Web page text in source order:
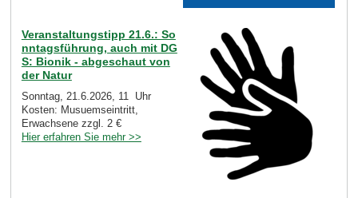
Veranstaltungstipp 21.6.: So
nntagsführung, auch mit DG
S: Bionik - abgeschaut von
der Natur
Sonntag, 21.6.2026, 11 Uhr
Kosten: Musuemseintritt,
Erwachsene zzgl. 2 €
Hier erfahren Sie mehr >>